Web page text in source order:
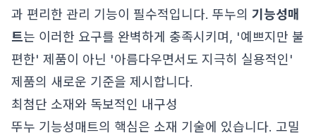
과 편리한 관리 기능이 필수적입니다. 뚜누의 기능성매
트는 이러한 요구를 완벽하게 충족시키며, '예쁘지만 불
편한' 제품이 아닌 '아름다우면서도 지극히 실용적인'
제품의 새로운 기준을 제시합니다.
최첨단 소재와 독보적인 내구성
뚜누 기능성매트의 핵심은 소재 기술에 있습니다. 고밀